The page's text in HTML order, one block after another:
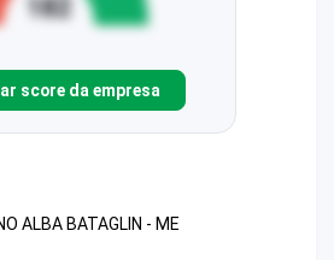
score da empresa
ALBA BATAGLIN - ME